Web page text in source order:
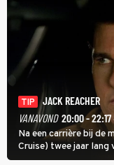
TIP
JACK REACHER
VANAVOND 20:00 - 22:17
Na een carrière bij de
Cruise) twee jaar lang
uithangt, totdat